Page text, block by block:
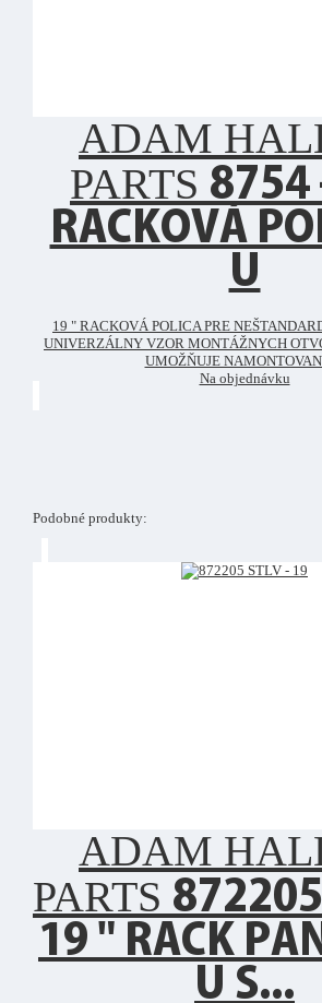
ADAM
PARTS 8754
RACKOVÁ
U
19 " RACKOVÁ POLICA PRE
UNIVERZÁLNY VZOR MONTÁŽNYCH
UMOŽŇUJE
Na objednávku
Podobné produkty:
ADAM
PARTS
19 " RACK
U S...